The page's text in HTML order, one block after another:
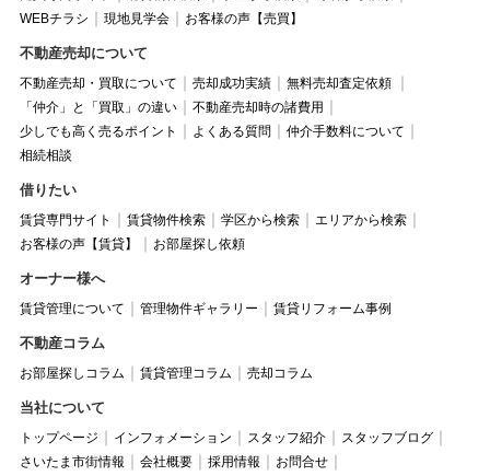
WEBチラシ
現地見学会 お客様の声【売買】
不動産売却について
不動産売却・買取について 売却成功実績
無料売却査定依頼
「仲介」と「買取」の違い
不動産売却時の諸費用
少しでも高く売るポイント
よくある質問
仲介手数料について
相続相談
借りたい
賃貸専門サイト 賃貸物件検索 学区から検索
エリアから検索
お客様の声【賃貸】
お部屋探し依頼
オーナー様へ
賃貸管理について 管理物件ギャラリー 賃貸リフォーム事例
不動産コラム
お部屋探しコラム 賃貸管理コラム 売却コラム
当社について
トップページ インフォメーション スタッフ紹介
スタッフブログ
さいたま市街情報
会社概要 採用情報
お問合せ